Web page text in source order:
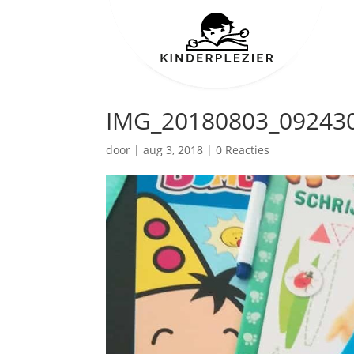
door |aug 3, 2018 |0 Reacties